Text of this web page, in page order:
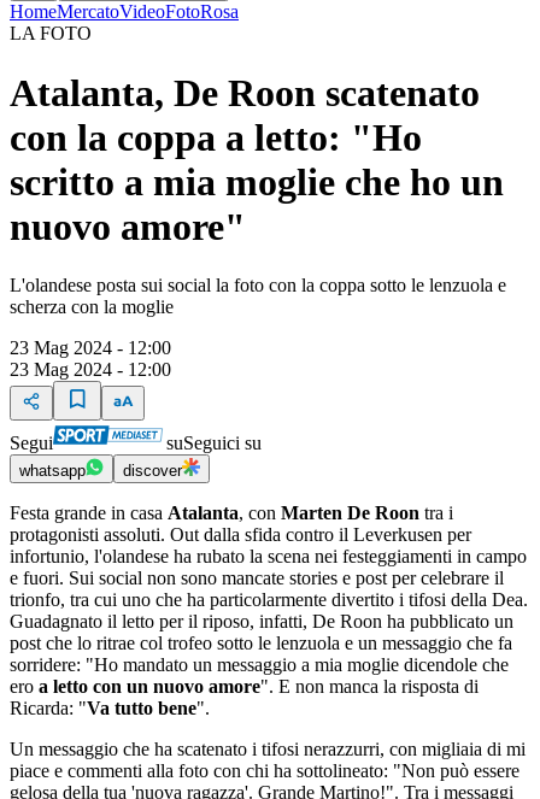
HomeMercatoVideoFotoRosa
LA FOTO
Atalanta, De Roon scatenato
con la coppa a letto: "Ho
scritto a mia moglie che ho un
nuovo amore"
L'olandese posta sui social la foto con la coppa sotto le lenzuola e
scherza con la moglie
23 Mag 2024 - 12:00
23 Mag 2024 - 12:00
Segui suSeguici su
whatsapp discover
Festa grande in casa Atalanta, con Marten De Roon tra i
protagonisti assoluti. Out dalla sfida contro il Leverkusen per
infortunio, l'olandese ha rubato la scena nei festeggiamenti in campo
e fuori. Sui social non sono mancate stories e post per celebrare il
trionfo, tra cui uno che ha particolarmente divertito i tifosi della Dea.
Guadagnato il letto per il riposo, infatti, De Roon ha pubblicato un
post che lo ritrae col trofeo sotto le lenzuola e un messaggio che fa
sorridere: "Ho mandato un messaggio a mia moglie dicendole che
ero a letto con un nuovo amore". E non manca la risposta di
Ricarda: "Va tutto bene".
Un messaggio che ha scatenato i tifosi nerazzurri, con migliaia di mi
piace e commenti alla foto con chi ha sottolineato: "Non può essere
gelosa della tua 'nuova ragazza'. Grande Martino!". Tra i messaggi